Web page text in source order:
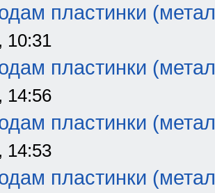
пластинки
10:31
пластинки
14:56
пластинки
14:53
пластинки